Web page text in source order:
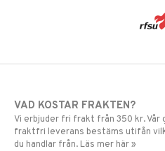
VAD KOSTAR FRAKTEN?
Vi erbjuder fri frakt från 350 kr. Vår
fraktfri leverans bestäms utifån
du handlar från. Läs mer här »